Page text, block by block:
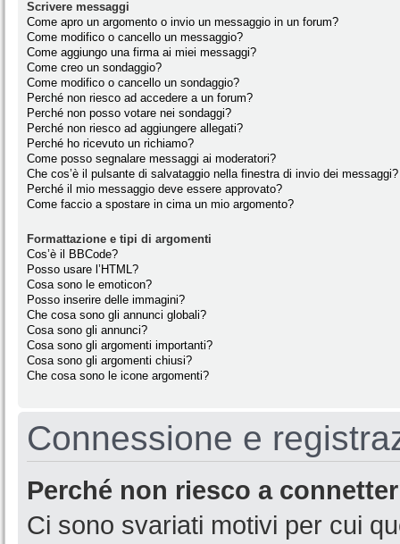
Scrivere messaggi
Come apro un argomento o invio un messaggio in un forum?
Come modifico o cancello un messaggio?
Come aggiungo una firma ai miei messaggi?
Come creo un sondaggio?
Come modifico o cancello un sondaggio?
Perché non riesco ad accedere a un forum?
Perché non posso votare nei sondaggi?
Perché non riesco ad aggiungere allegati?
Perché ho ricevuto un richiamo?
Come posso segnalare messaggi ai moderatori?
Che cos’è il pulsante di salvataggio nella finestra di invio dei messaggi?
Perché il mio messaggio deve essere approvato?
Come faccio a spostare in cima un mio argomento?
Formattazione e tipi di argomenti
Cos’è il BBCode?
Posso usare l’HTML?
Cosa sono le emoticon?
Posso inserire delle immagini?
Che cosa sono gli annunci globali?
Cosa sono gli annunci?
Cosa sono gli argomenti importanti?
Cosa sono gli argomenti chiusi?
Che cosa sono le icone argomenti?
Connessione e
Perché non riesco a
Ci sono svariati motivi per cui